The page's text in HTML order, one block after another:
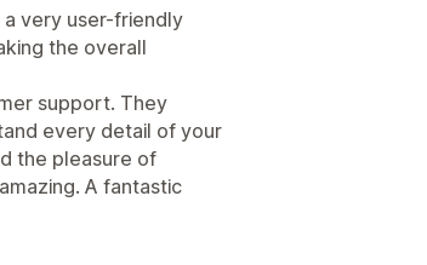
very user-friendly
the overall
support. They
every detail of your
the pleasure of
A fantastic